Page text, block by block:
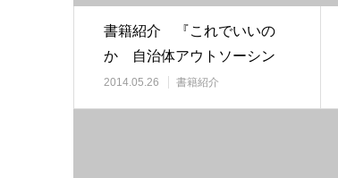
書籍紹介 『これでいいの
か 自治体アウトソーシン
グ』城塚健之・尾林芳…
2014.05.26 書籍紹介